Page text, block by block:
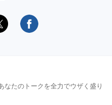
なたのトークを全力でウザく盛り